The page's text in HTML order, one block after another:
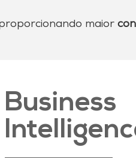
maior
Business